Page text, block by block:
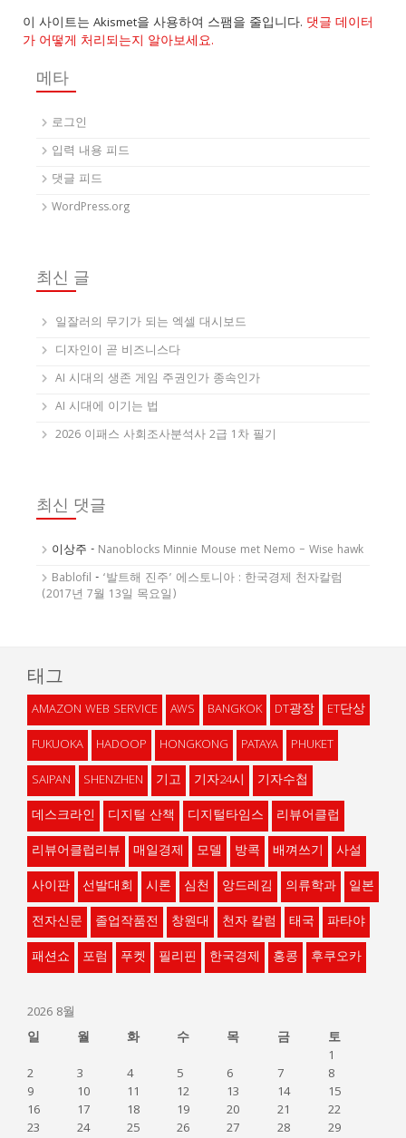
이 사이트는 Akismet을 사용하여 스팸을 줄입니다. 댓글 데이터
가 어떻게 처리되는지 알아보세요.
메타
로그인
입력 내용 피드
댓글 피드
WordPress.org
최신 글
일잘러의 무기가 되는 엑셀 대시보드
디자인이 곧 비즈니스다
AI 시대의 생존 게임 주권인가 종속인가
AI 시대에 이기는 법
2026 이패스 사회조사분석사 2급 1차 필기
최신 댓글
이상주 - Nanoblocks Minnie Mouse met Nemo – Wise hawk
Bablofil - ‘발트해 진주’ 에스토니아 : 한국경제 천자칼럼
(2017년 7월 13일 목요일)
태그
AMAZON WEB SERVICE AWS BANGKOK DT광장
ET단상
FUKUOKA
HADOOP HONGKONG PATAYA
PHUKET
SAIPAN
SHENZHEN 기고 기자24시
기자수첩
데스크라인
디지털 산책 디지털타임스
리뷰어클럽
리뷰어클럽리뷰
매일경제 모델 방콕 배껴쓰기
사설
사이판
선발대회 시론 심천 앙드레김 의류학과
일본
전자신문
졸업작품전 창원대 천자 칼럼 태국
파타야
패션쇼
포럼 푸켓 필리핀 한국경제 홍콩 후쿠오카
2026 8월
일
월 화 수 목 금
토
1
2
3 4 5 6 7
8
9
10 11 12 13 14
15
16
17 18 19 20 21
22
23
24 25 26 27 28
29